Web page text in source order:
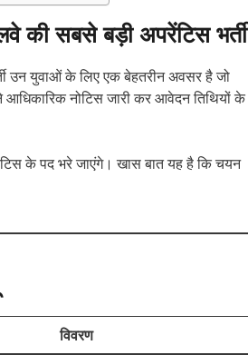
सबसे बड़ी अपरेंटिस भर्ती
उन युवाओं के लिए एक बेहतरीन अवसर है जो
आधिकारिक नोटिस जारी कर आवेदन तिथियों के
के पद भरे जाएंगे। खास बात यह है कि चयन
विवरण